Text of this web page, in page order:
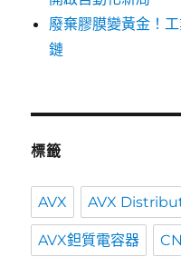
廢棄膠膜變黃金！
鏈
標籤
AVX AVX
AVX鉭質電容器